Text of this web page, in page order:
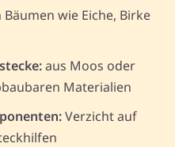
Bäumen wie Eiche, Birke
aus Moos oder
Materialien
Verzicht auf